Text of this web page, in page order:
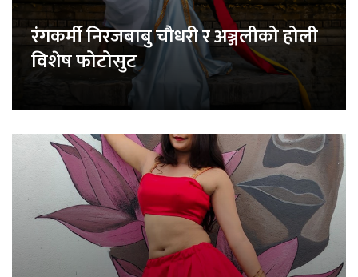
रंगकर्मी निरजबाबु चौधरी र अञ्जलीको होली
विशेष फोटोसुट